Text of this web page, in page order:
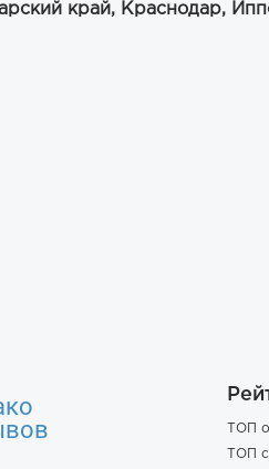
край, Краснодар,
ТОП
ТОП